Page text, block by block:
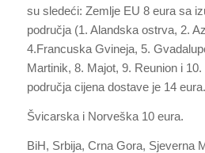
su sledeći: Zemlje EU 8 eura sa
područja (1. Alandska ostrva, 2.
4.Francuska Gvineja, 5.
Martinik, 8. Majot, 9. Reunion i
područja cijena dostave je 14 eura.
Švicarska i Norveška 10 eura.
BiH, Srbija, Crna Gora, Sjeverna